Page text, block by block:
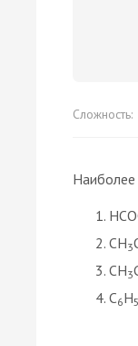
Сложность:
Наиболее
CH3
CH3
C6H5